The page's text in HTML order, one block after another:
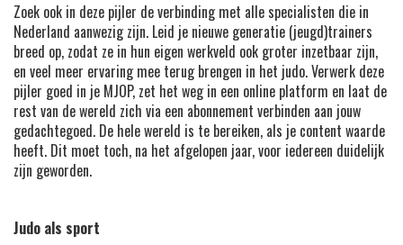
Zoek ook in deze pijler de verbinding met alle specialisten die in
Nederland aanwezig zijn. Leid je nieuwe generatie (jeugd)trainers
breed op, zodat ze in hun eigen werkveld ook groter inzetbaar zijn,
en veel meer ervaring mee terug brengen in het judo. Verwerk deze
pijler goed in je MJOP, zet het weg in een online platform en laat de
rest van de wereld zich via een abonnement verbinden aan jouw
gedachtegoed. De hele wereld is te bereiken, als je content waarde
heeft. Dit moet toch, na het afgelopen jaar, voor iedereen duidelijk
zijn geworden.
Judo als sport